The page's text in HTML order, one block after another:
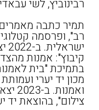
רבינוביץ, לשי
תמיר כתבה
רב", ופרסמה
בתמיכת "בית
מכון יד יערי
צילום", בהוצאת יד